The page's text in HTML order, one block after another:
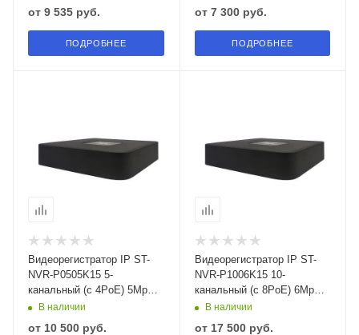
от 9 535 руб.
ПОДРОБНЕЕ
от 7 300 руб.
ПОДРОБНЕЕ
Видеорегистратор IP ST-
NVR-P0505K15 5-
канальный (с 4PoE) 5Mp
PoE 1 HDD TOWN
В наличии
от 10 500 руб.
Видеорегистратор IP ST-
NVR-P1006K15 10-
канальный (с 8PoE) 6Mp
PoE 1 HDD TOWN
В наличии
от 17 500 руб.